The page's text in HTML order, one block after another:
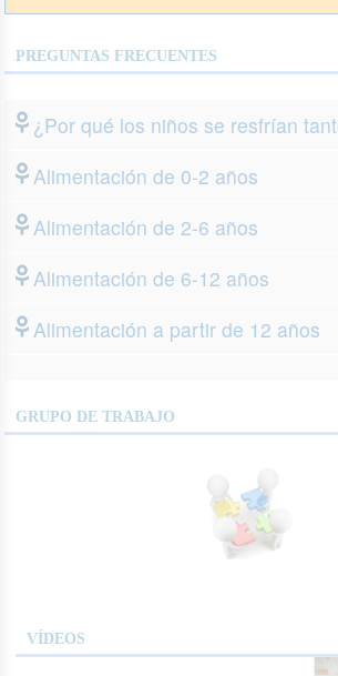
PREGUNTAS FRECUENTES
¿Por qué los niños se resfrían
Alimentación de 0-2 años
Alimentación de 2-6 años
Alimentación de 6-12 años
Alimentación a partir de 12 años
GRUPO DE TRABAJO
VÍDEOS